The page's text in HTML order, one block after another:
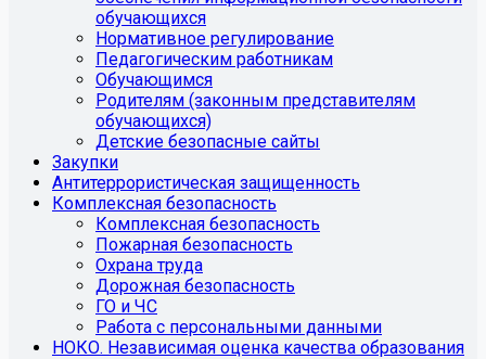
обучающихся
Нормативное регулирование
Педагогическим работникам
Обучающимся
Родителям (законным представителям
обучающихся)
Детские безопасные сайты
Закупки
Антитеррористическая защищенность
Комплексная безопасность
Комплексная безопасность
Пожарная безопасность
Охрана труда
Дорожная безопасность
ГО и ЧС
Работа с персональными данными
НОКО. Независимая оценка качества образования